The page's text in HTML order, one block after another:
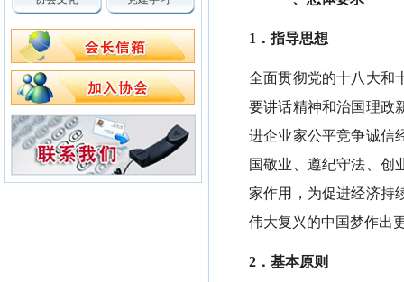
1．指导思想
全面贯彻党的十八大和
要讲话精神和治国理政
进企业家公平竞争诚信
国敬业、遵纪守法、创
家作用，为促进经济持
伟大复兴的中国梦作出
2．基本原则